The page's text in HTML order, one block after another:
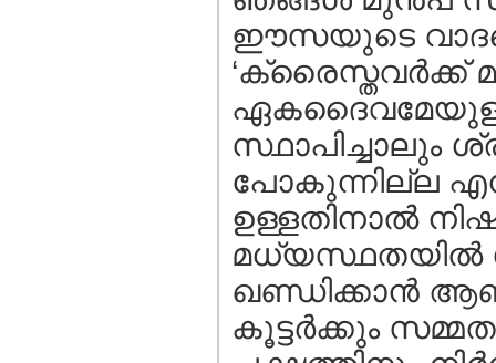
ഈസയുടെ
‘ക്രൈസ്തവര്‍ക്ക്
സ്ഥാപിച്ചാലും
പോകുന്നില്ല
ഉള്ളതിനാല്‍
മധ്യസ്ഥതയില്‍
ഖണ്ഡിക്കാന്‍
കൂട്ടര്‍ക്കും